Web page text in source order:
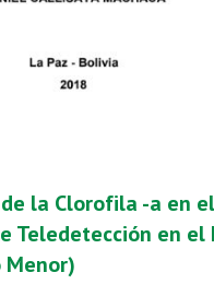
la Clorofila -a en
Teledetección en el